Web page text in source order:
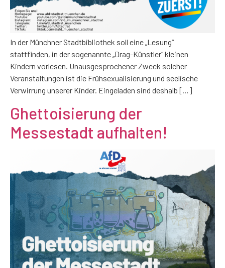
In der Münchner Stadtbibliothek soll eine „Lesung“
stattfinden, in der sogenannte „Drag-Künstler“ kleinen
Kindern vorlesen. Unausgesprochener Zweck solcher
Veranstaltungen ist die Frühsexualisierung und seelische
Verwirrung unserer Kinder. Eingeladen sind deshalb […]
Ghettoisierung der
Messestadt aufhalten!